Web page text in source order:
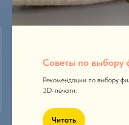
Советы по выбору
Рекомендации по выбору
3D-печати.
Читать